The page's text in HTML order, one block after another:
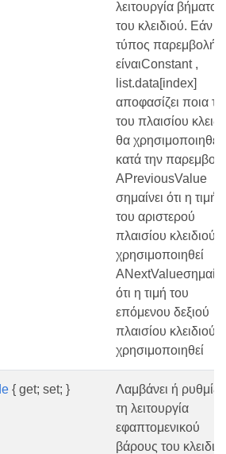
λειτουργία βήματος
του κλειδιού. Εάν ο
τύπος παρεμβολής
είναιConstant ,
list.data[index]
αποφασίζει ποια
του πλαισίου
θα χρησιμοποιηθεί
κατά την
ΑPreviousValue
σημαίνει ότι η τιμή
του αριστερού
πλαισίου κλειδιού
χρησιμοποιηθεί
ότι η τιμή του
επόμενου δεξιού
πλαισίου κλειδιού
χρησιμοποιηθεί
{ get; set; }
Λαμβάνει ή
τη λειτουργία
εφαπτομενικού
βάρους του